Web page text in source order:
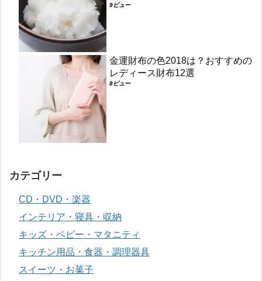
9ビュー
金運財布の色2018は？おすすめの
レディース財布12選
8ビュー
カテゴリー
CD・DVD・楽器
インテリア・寝具・収納
キッズ・ベビー・マタニティ
キッチン用品・食器・調理器具
スイーツ・お菓子